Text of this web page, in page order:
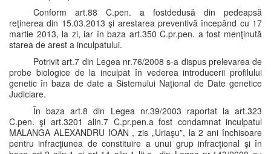
Conform art.88 C.pen. a fostdedusă din pedeapsă
reţinerea din 15.03.2013 şi arestarea preventivă începând cu 17
martie 2013, la zi, iar în baza art.350 C.pr.pen. a fost menţinută
starea de arest a inculpatului.
Potrivit art.7 din Legea nr.76/2008 s-a dispus prelevarea de
probe biologice de la inculpat în vederea introducerii profilului
genetic în baza de date a Sistemului Naţional de Date genetice
Judiciare.
În baza art.8 din Legea nr.39/2003 raportat la art.323
C.pen. şi art.3201 alin.7 C.pr.pen.a fost condamnat inculpatul
MALANGA ALEXANDRU IOAN , zis „Uriaşu”, la 2 ani închisoare
pentru infracţiunea de constituire a unui grup infracţional şi în